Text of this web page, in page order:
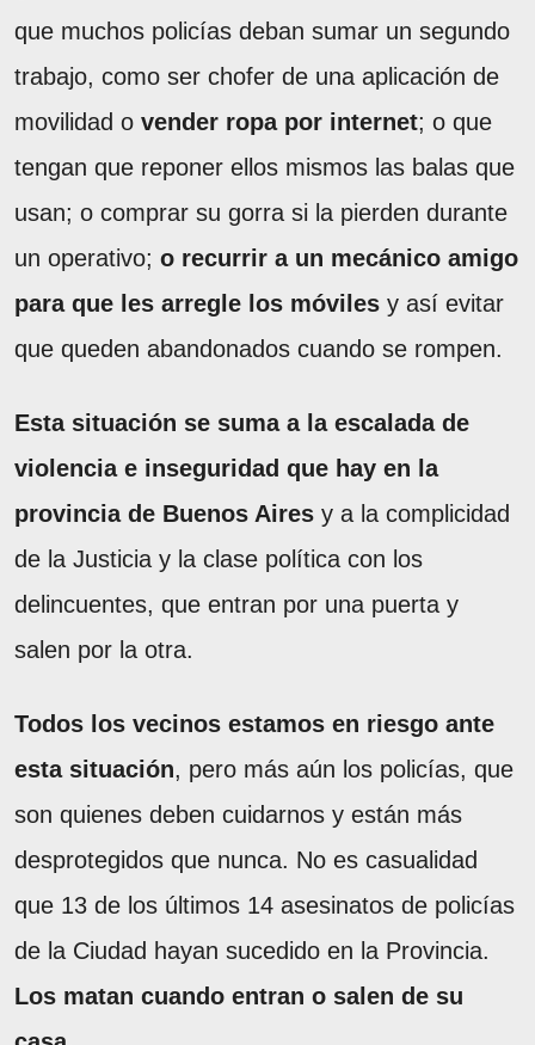
que muchos policías deban sumar un segundo
trabajo, como ser chofer de una aplicación de
movilidad o vender ropa por internet; o que
tengan que reponer ellos mismos las balas que
usan; o comprar su gorra si la pierden durante
un operativo; o recurrir a un mecánico amigo
para que les arregle los móviles y así evitar
que queden abandonados cuando se rompen.
Esta situación se suma a la escalada de
violencia e inseguridad que hay en la
provincia de Buenos Aires y a la complicidad
de la Justicia y la clase política con los
delincuentes, que entran por una puerta y
salen por la otra.
Todos los vecinos estamos en riesgo ante
esta situación, pero más aún los policías, que
son quienes deben cuidarnos y están más
desprotegidos que nunca. No es casualidad
que 13 de los últimos 14 asesinatos de policías
de la Ciudad hayan sucedido en la Provincia.
Los matan cuando entran o salen de su